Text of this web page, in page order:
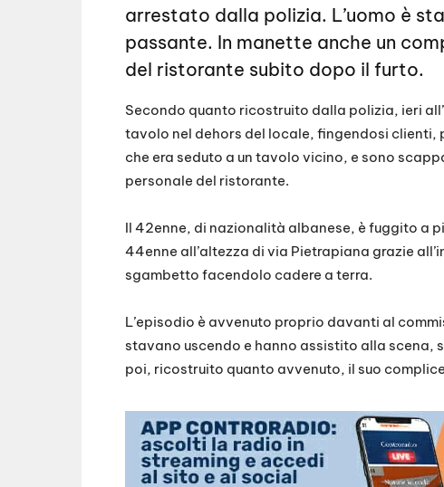
arrestato dalla polizia. L’uomo è
passante. In manette anche un
del ristorante subito dopo il furto.
Secondo quanto ricostruito dalla polizia, ieri
tavolo nel dehors del locale, fingendosi
che era seduto a un tavolo vicino, e sono
personale del ristorante.
Il 42enne, di nazionalità albanese, è fuggito a
44enne all’altezza di via Pietrapiana grazie
sgambetto facendolo cadere a terra.
L’episodio è avvenuto proprio davanti al
stavano uscendo e hanno assistito alla scena,
poi, ricostruito quanto avvenuto, il suo